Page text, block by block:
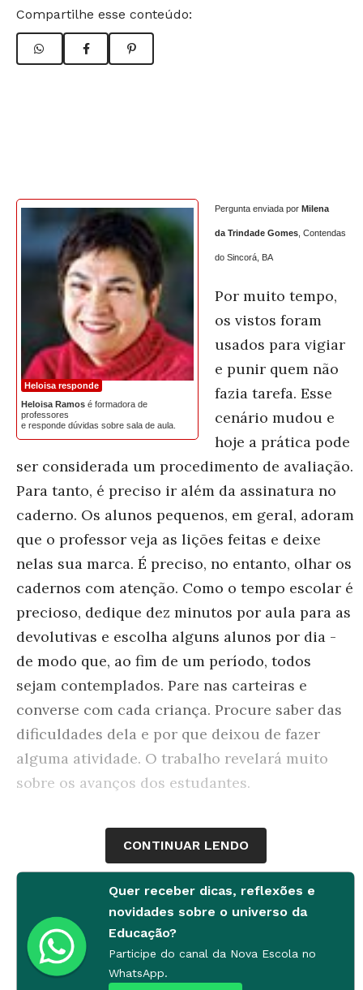
Compartilhe esse conteúdo:
Heloisa responde
Heloisa Ramos é formadora de
professores
e responde dúvidas sobre sala de aula.
Pergunta enviada por Milena
da Trindade Gomes , Contendas
do Sincorá, BA
Por muito tempo,
os vistos foram
usados para vigiar
e punir quem não
fazia tarefa. Esse
cenário mudou e
hoje a prática pode
ser considerada um procedimento de avaliação.
Para tanto, é preciso ir além da assinatura no
caderno. Os alunos pequenos, em geral, adoram
que o professor veja as lições feitas e deixe
nelas sua marca. É preciso, no entanto, olhar os
cadernos com atenção. Como o tempo escolar é
precioso, dedique dez minutos por aula para as
devolutivas e escolha alguns alunos por dia -
de modo que, ao fim de um período, todos
sejam contemplados. Pare nas carteiras e
converse com cada criança. Procure saber das
dificuldades dela e por que deixou de fazer
alguma atividade. O trabalho revelará muito
sobre os avanços dos estudantes.
CONTINUAR LENDO
Quer receber dicas, reflexões e
novidades sobre o universo da
Educação?
Participe do canal da Nova Escola no
WhatsApp.